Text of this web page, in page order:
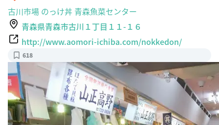
古川市場 のっけ丼 青森魚菜センター
青森県青森市古川１丁目１１-１６
http://www.aomori-ichiba.com/nokkedon/
618